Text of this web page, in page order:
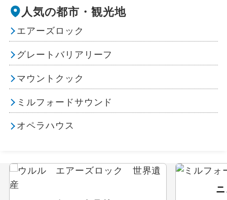
人気の都市・観光地
エアーズロック
グレートバリアリーフ
マウントクック
ミルフォードサウンド
オペラハウス